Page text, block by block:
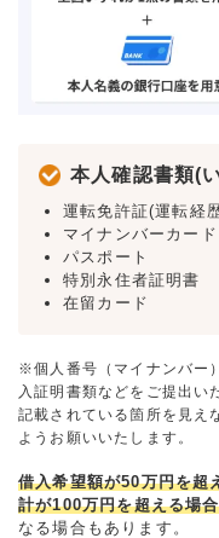
本人確認書類(
運転免許証(運転経
マイナンバーカー
パスポート
特別永住者証明書
在留カード
※個人番号（マイナンバー
入証明書類などをご提出い
記載されている箇所を見え
ようお願いいたします。
借入希望額が50万円を超
計が100万円を超える場合
なる場合もあります。